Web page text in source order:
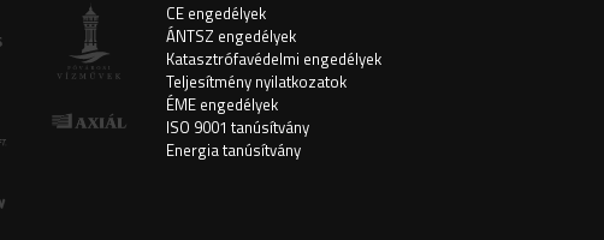
CE engedélyek
ÁNTSZ engedélyek
Katasztrófavédelmi engedélyek
Teljesítmény nyilatkozatok
ÉME engedélyek
ISO 9001 tanúsítvány
Energia tanúsítvány